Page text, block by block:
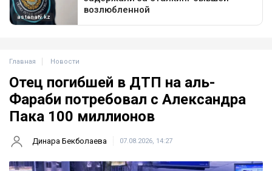
Главная Новости
Отец погибшей в ДТП на аль-
Фараби потребовал с Александра
Пака 100 миллионов
Динара Бекболаева 07.08.2026, 14:27